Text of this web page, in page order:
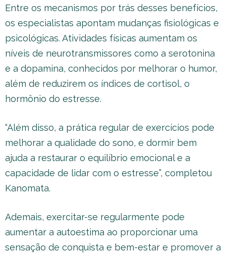
Entre os mecanismos por trás desses benefícios,
os especialistas apontam mudanças fisiológicas e
psicológicas. Atividades físicas aumentam os
níveis de neurotransmissores como a serotonina
e a dopamina, conhecidos por melhorar o humor,
além de reduzirem os índices de cortisol, o
hormônio do estresse.
“Além disso, a prática regular de exercícios pode
melhorar a qualidade do sono, e dormir bem
ajuda a restaurar o equilíbrio emocional e a
capacidade de lidar com o estresse”, completou
Kanomata.
Ademais, exercitar-se regularmente pode
aumentar a autoestima ao proporcionar uma
sensação de conquista e bem-estar e promover a